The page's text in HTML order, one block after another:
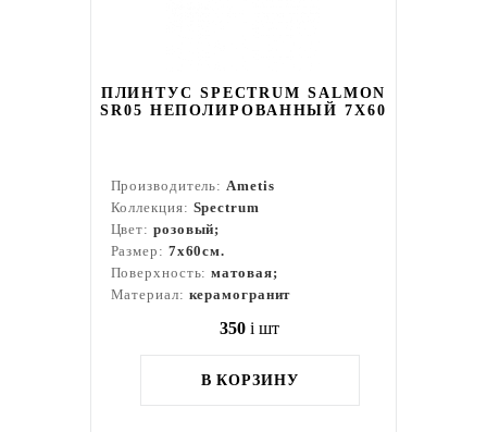
ПЛИНТУС SPECTRUM SALMON
SR05 НЕПОЛИРОВАННЫЙ 7X60
Производитель:Ametis
Коллекция: Spectrum
Цвет: розовый;
Размер: 7x60см.
Поверхность:матовая;
Материал: керамогранит
350 i шт
В КОРЗИНУ